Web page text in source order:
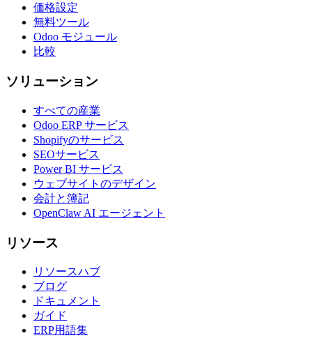
価格設定
無料ツール
Odoo モジュール
比較
ソリューション
すべての産業
Odoo ERP サービス
Shopifyのサービス
SEOサービス
Power BI サービス
ウェブサイトのデザイン
会計と簿記
OpenClaw AI エージェント
リソース
リソースハブ
ブログ
ドキュメント
ガイド
ERP用語集